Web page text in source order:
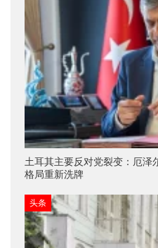
土耳其主要反对党裂变：厄泽
格局重新洗牌
头条